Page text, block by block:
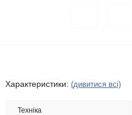
Характеристики: (дивитися всі)
Техніка